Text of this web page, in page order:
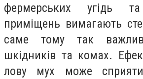
фермерських угідь
приміщень вимагають
саме тому так
шкідників та комах.
лову мух може